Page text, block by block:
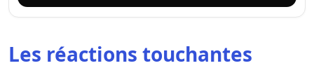
Les réactions touchantes